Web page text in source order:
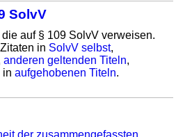
SolvV
auf § 109 SolvV verweisen.
in SolvV selbst,
anderen geltenden Titeln,
inaufgehobenen Titeln.
der zusammengefassten